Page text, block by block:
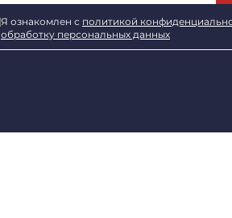
Я ознакомлен с политикой
обработку персональных данных